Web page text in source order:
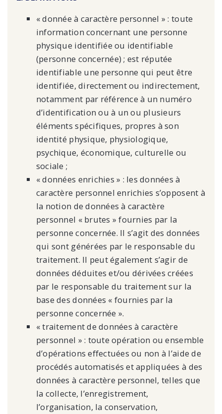
« donnée à caractère personnel » : toute
information concernant une personne
physique identifiée ou identifiable
(personne concernée) ; est réputée
identifiable une personne qui peut être
identifiée, directement ou indirectement,
notamment par référence à un numéro
d’identification ou à un ou plusieurs
éléments spécifiques, propres à son
identité physique, physiologique,
psychique, économique, culturelle ou
sociale ;
« données enrichies » : les données à
caractère personnel enrichies s’opposent à
la notion de données à caractère
personnel « brutes » fournies par la
personne concernée. Il s’agit des données
qui sont générées par le responsable du
traitement. Il peut également s’agir de
données déduites et/ou dérivées créées
par le responsable du traitement sur la
base des données « fournies par la
personne concernée ».
« traitement de données à caractère
personnel » : toute opération ou ensemble
d’opérations effectuées ou non à l’aide de
procédés automatisés et appliquées à des
données à caractère personnel, telles que
la collecte, l’enregistrement,
l’organisation, la conservation,